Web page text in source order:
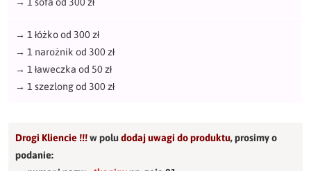
→ 1 łóżko od 300 zł
→ 1 narożnik od 300 zł
→ 1 ławeczka od 50 zł
→ 1 szezlong od 300 zł
Drogi Kliencie !!!w poludodaj uwagi do produktu,prosimy o
podanie: